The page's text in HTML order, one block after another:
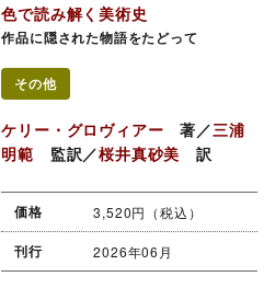
色で読み解く美術史
作品に隠された物語をたどって
その他
ケリー・グロヴィアー 著／三浦
明範 監訳／桜井真砂美 訳
価格 3,520円（税込）
刊行 2026年06月